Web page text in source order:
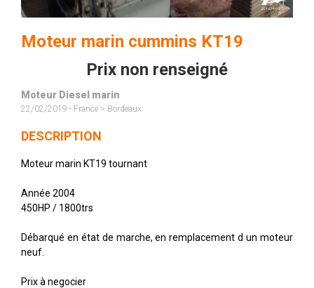
Moteur marin cummins KT19
Prix non renseigné
Moteur Diesel marin
22/02/2019 - France > Bordeaux
DESCRIPTION
Moteur marin KT19 tournant
Année 2004
450HP / 1800trs
Débarqué en état de marche, en remplacement d un moteur
neuf.
Prix à negocier